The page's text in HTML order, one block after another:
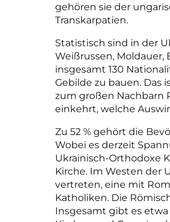
gehören sie der
Transkarpatien.
Statistisch sind in der
Weißrussen, Moldauer,
insgesamt 130
Gebilde zu bauen. Das
zum großen Nachbarn
einkehrt, welche
Zu 52 % gehört die
Wobei es derzeit
Ukrainisch-Orthodoxe
Kirche. Im Westen der
vertreten, eine mit
Katholiken. Die
Insgesamt gibt es